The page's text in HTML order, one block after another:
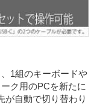
1組のキーボードや
ク用のPCを新たに
が自動で切り替わり